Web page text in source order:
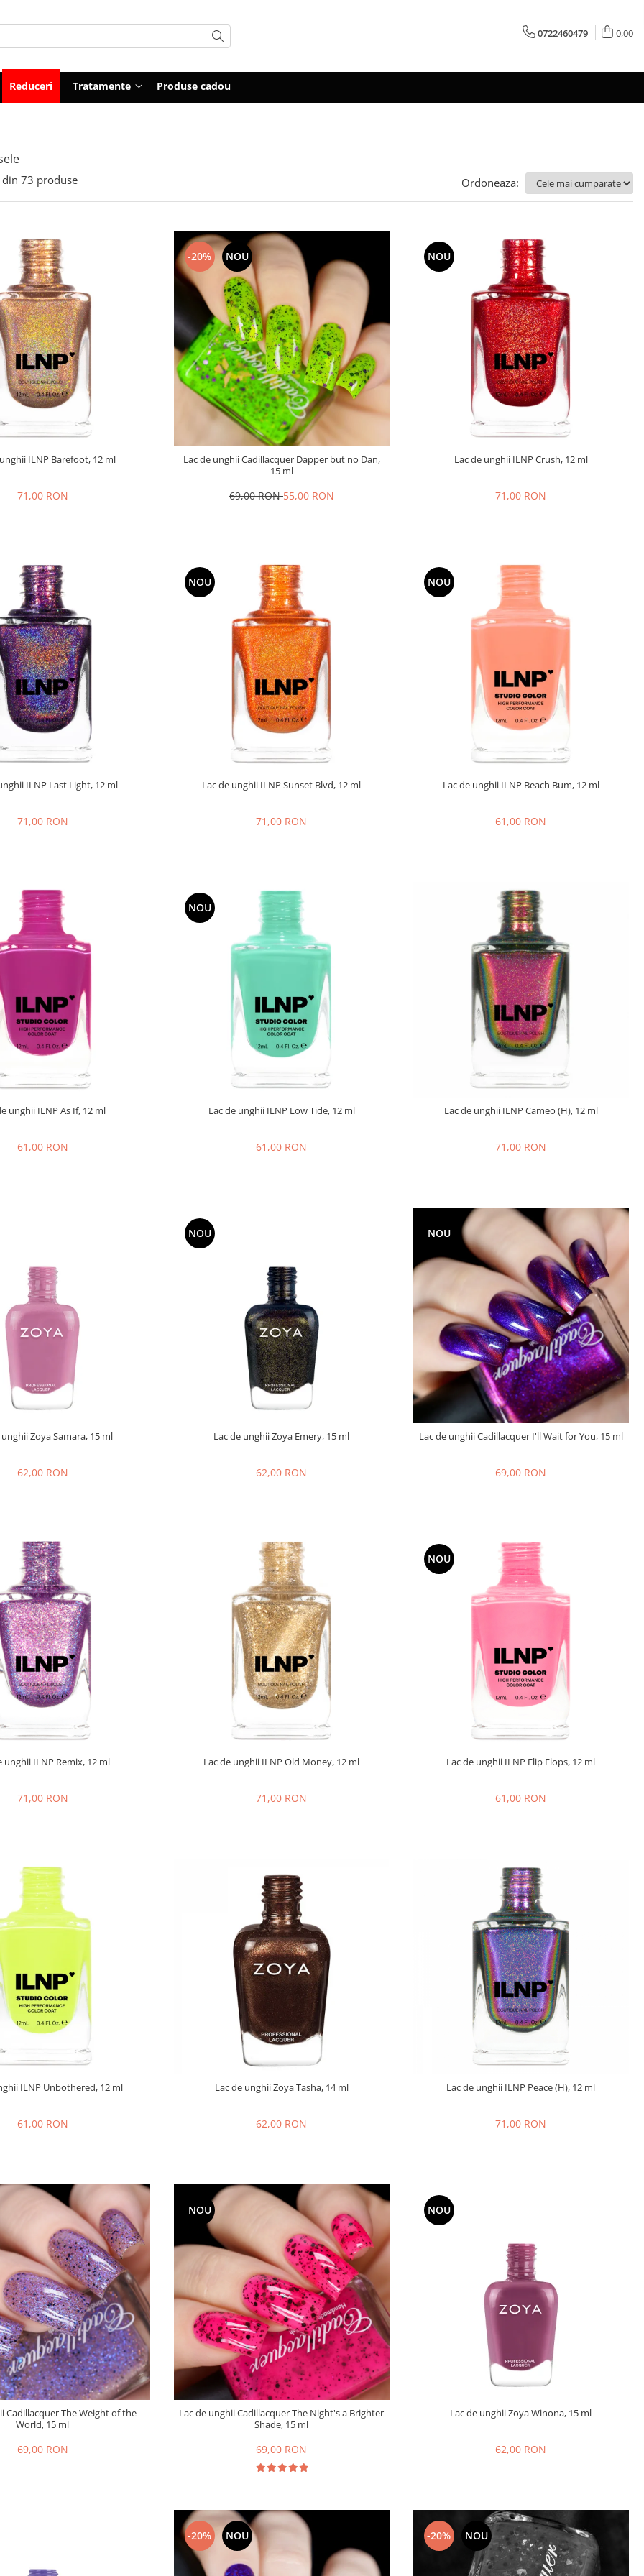
0722460479 0,00
Reduceri Tratamente Produse cadou
din 73 produse Ordoneaza:
ILNP Barefoot, 12 ml
71,00 RON
-20% NOU
Lac de unghii Cadillacquer Dapper but no Dan,
15 ml
69,00 RON55,00 RON
NOU
Lac de unghii ILNP Crush, 12 ml
71,00 RON
ILNP Last Light, 12 ml
71,00 RON
NOU
Lac de unghii ILNP Sunset Blvd, 12 ml
71,00 RON
NOU
Lac de unghii ILNP Beach Bum, 12 ml
61,00 RON
unghii ILNP As If, 12 ml
61,00 RON
NOU
Lac de unghii ILNP Low Tide, 12 ml
61,00 RON
Lac de unghii ILNP Cameo (H), 12 ml
71,00 RON
unghii Zoya Samara, 15 ml
62,00 RON
NOU
Lac de unghii Zoya Emery, 15 ml
62,00 RON
NOU
Lac de unghii Cadillacquer I'll Wait for You, 15 ml
69,00 RON
unghii ILNP Remix, 12 ml
71,00 RON
Lac de unghii ILNP Old Money, 12 ml
71,00 RON
NOU
Lac de unghii ILNP Flip Flops, 12 ml
61,00 RON
ILNP Unbothered, 12 ml
61,00 RON
Lac de unghii Zoya Tasha, 14 ml
62,00 RON
Lac de unghii ILNP Peace (H), 12 ml
71,00 RON
Cadillacquer The Weight of the
World, 15 ml
69,00 RON
NOU
Lac de unghii Cadillacquer The Night's a Brighter
Shade, 15 ml
69,00 RON
NOU
Lac de unghii Zoya Winona, 15 ml
62,00 RON
-20% NOU -20% NOU